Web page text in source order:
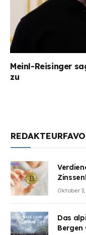
Meinl-Reisinger
zu
Oktober
Das
Bergen